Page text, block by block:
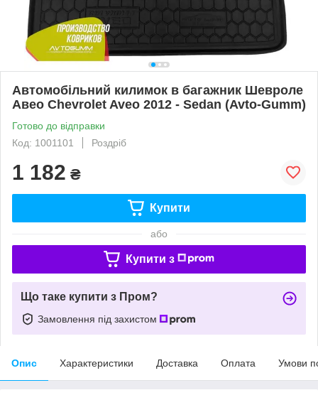
Автомобільний килимок в багажник Шевроле
Авео Chevrolet Aveo 2012 - Sedan (Avto-Gumm)
Готово до відправки
Код: 1001101
Роздріб
1 182 ₴
Купити
або
Купити з
Що таке купити з Пром?
Замовлення під захистом
Опис Характеристики Доставка Оплата Умови